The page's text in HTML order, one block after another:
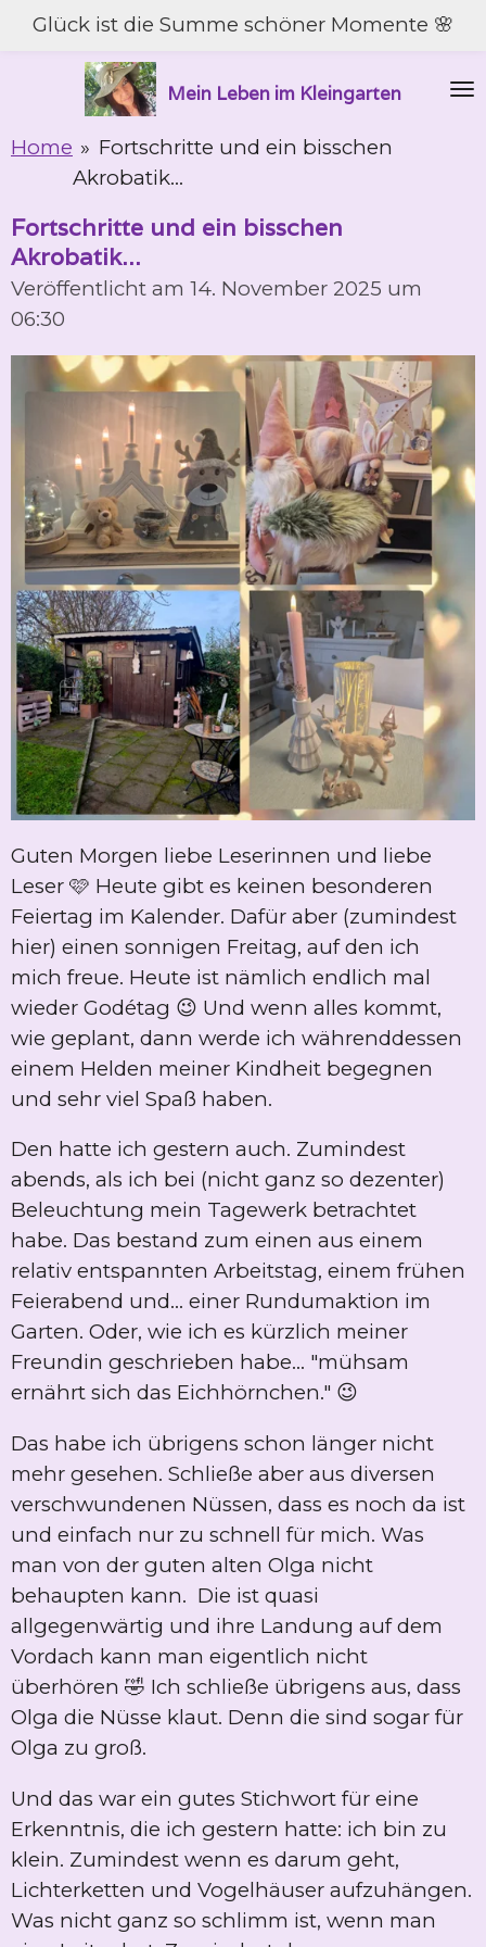
Zum
springen
Mein Leben im Kleingarten
Glück ist die Summe schöner Momente 🌸
Home » Fortschritte und ein bisschen
Akrobatik...
Fortschritte und ein bisschen
Akrobatik...
Veröffentlicht am 14. November 2025 um
06:30
Guten Morgen liebe Leserinnen und liebe
Leser 🩷 Heute gibt es keinen besonderen
Feiertag im Kalender. Dafür aber (zumindest
hier) einen sonnigen Freitag, auf den ich
mich freue. Heute ist nämlich endlich mal
wieder Godétag 😉 Und wenn alles kommt,
wie geplant, dann werde ich währenddessen
einem Helden meiner Kindheit begegnen
und sehr viel Spaß haben.
Den hatte ich gestern auch. Zumindest
abends, als ich bei (nicht ganz so dezenter)
Beleuchtung mein Tagewerk betrachtet
habe. Das bestand zum einen aus einem
relativ entspannten Arbeitstag, einem frühen
Feierabend und... einer Rundumaktion im
Garten. Oder, wie ich es kürzlich meiner
Freundin geschrieben habe... "mühsam
ernährt sich das Eichhörnchen." 😉
Das habe ich übrigens schon länger nicht
mehr gesehen. Schließe aber aus diversen
verschwundenen Nüssen, dass es noch da ist
und einfach nur zu schnell für mich. Was
man von der guten alten Olga nicht
behaupten kann. Die ist quasi
allgegenwärtig und ihre Landung auf dem
Vordach kann man eigentlich nicht
überhören 🤣 Ich schließe übrigens aus, dass
Olga die Nüsse klaut. Denn die sind sogar für
Olga zu groß.
Und das war ein gutes Stichwort für eine
Erkenntnis, die ich gestern hatte: ich bin zu
klein. Zumindest wenn es darum geht,
Lichterketten und Vogelhäuser aufzuhängen.
Was nicht ganz so schlimm ist, wenn man